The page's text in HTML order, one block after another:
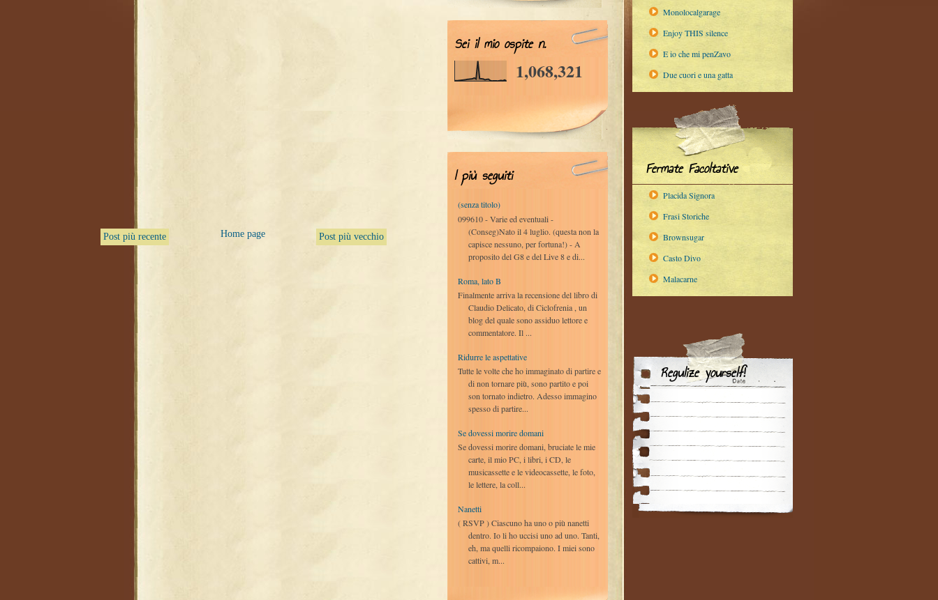
Post più recente Post più vecchio
Home page
Monolocalgarage
Enjoy THIS silence
E io che mi penZavo
Due cuori e una gatta
Fermate Facoltative
Placida Signora
Frasi Storiche
Brownsugar
Casto Divo
Malacarne
Regulize yourself!
Sei il mio ospite n.
1,068,321
I più seguiti
(senza titolo)
099610 - Varie ed eventuali -
(Conseg)Nato il 4 luglio. (questa non la
capisce nessuno, per fortuna!) - A
proposito del G8 e del Live 8 e di...
Roma, lato B
Finalmente arriva la recensione del libro di
Claudio Delicato, di Ciclofrenia , un
blog del quale sono assiduo lettore e
commentatore. Il ...
Ridurre le aspettative
Tutte le volte che ho immaginato di partire e
di non tornare più, sono partito e poi
son tornato indietro. Adesso immagino
spesso di partire...
Se dovessi morire domani
Se dovessi morire domani, bruciate le mie
carte, il mio PC, i libri, i CD, le
musicassette e le videocassette, le foto,
le lettere, la coll...
Nanetti
( RSVP ) Ciascuno ha uno o più nanetti
dentro. Io li ho uccisi uno ad uno. Tanti,
eh, ma quelli ricompaiono. I miei sono
cattivi, m...